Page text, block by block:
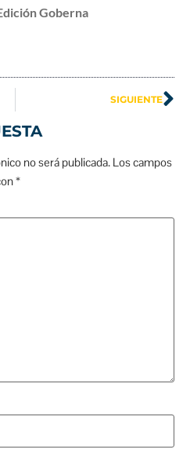
Goberna
SIGUIENTE
no será publicada. Los campos
*